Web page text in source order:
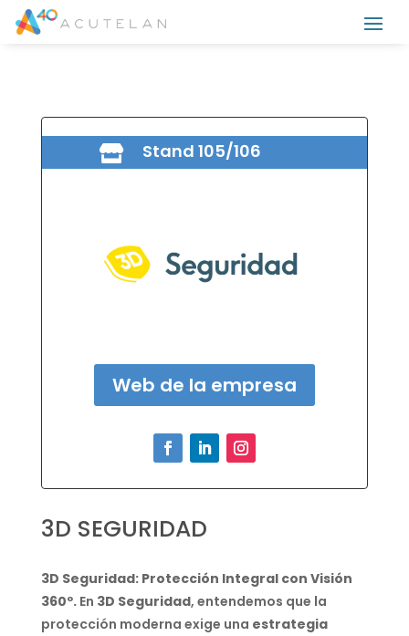
 Stand 105/106
Web de la empresa
3D SEGURIDAD
3D Seguridad: Protección Integral con Visión
360º.En 3D Seguridad, entendemos que la
protección moderna exige una estrategia